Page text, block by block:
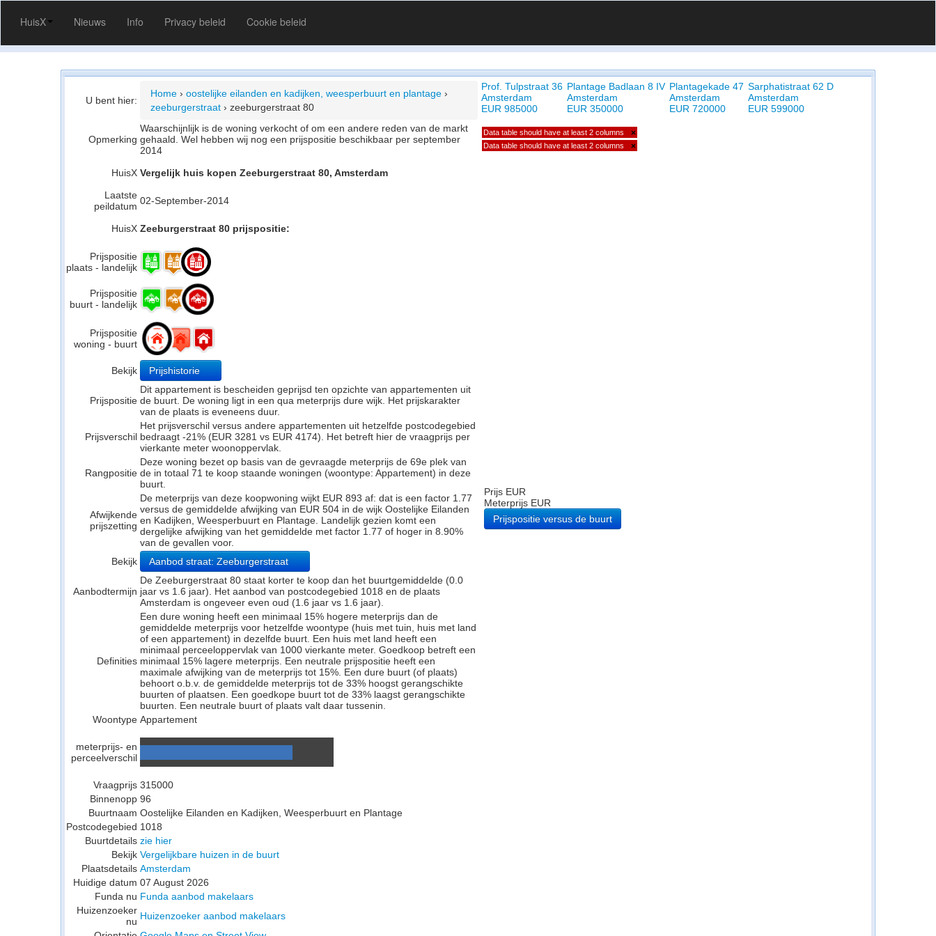
HuisX Nieuws Info Privacy beleid Cookie beleid
U bent hier:
Home › oostelijke eilanden en kadijken, weesperbuurt en plantage ›
zeeburgerstraat › zeeburgerstraat 80
Opmerking
Waarschijnlijk is de woning verkocht of om een andere reden van de markt
gehaald. Wel hebben wij nog een prijspositie beschikbaar per september
2014
HuisX Vergelijk huis kopen Zeeburgerstraat 80, Amsterdam
Laatste
peildatum 02-September-2014
HuisX Zeeburgerstraat 80 prijspositie:
Prijspositie
plaats - landelijk
Prijspositie
buurt - landelijk
Prijspositie
woning - buurt
Bekijk Prijshistorie
Prijspositie
Dit appartement is bescheiden geprijsd ten opzichte van appartementen uit
de buurt. De woning ligt in een qua meterprijs dure wijk. Het prijskarakter
van de plaats is eveneens duur.
Prijsverschil
Het prijsverschil versus andere appartementen uit hetzelfde postcodegebied
bedraagt -21% (EUR 3281 vs EUR 4174). Het betreft hier de vraagprijs per
vierkante meter woonoppervlak.
Rangpositie
Deze woning bezet op basis van de gevraagde meterprijs de 69e plek van
de in totaal 71 te koop staande woningen (woontype: Appartement) in deze
buurt.
Afwijkende
prijszetting
De meterprijs van deze koopwoning wijkt EUR 893 af: dat is een factor 1.77
versus de gemiddelde afwijking van EUR 504 in de wijk Oostelijke Eilanden
en Kadijken, Weesperbuurt en Plantage. Landelijk gezien komt een
dergelijke afwijking van het gemiddelde met factor 1.77 of hoger in 8.90%
van de gevallen voor.
Bekijk
Aanbod straat: Zeeburgerstraat
Aanbodtermijn
De Zeeburgerstraat 80 staat korter te koop dan het buurtgemiddelde (0.0
jaar vs 1.6 jaar). Het aanbod van postcodegebied 1018 en de plaats
Amsterdam is ongeveer even oud (1.6 jaar vs 1.6 jaar).
Definities
Een dure woning heeft een minimaal 15% hogere meterprijs dan de
gemiddelde meterprijs voor hetzelfde woontype (huis met tuin, huis met land
of een appartement) in dezelfde buurt. Een huis met land heeft een
minimaal perceeloppervlak van 1000 vierkante meter. Goedkoop betreft een
minimaal 15% lagere meterprijs. Een neutrale prijspositie heeft een
maximale afwijking van de meterprijs tot 15%. Een dure buurt (of plaats)
behoort o.b.v. de gemiddelde meterprijs tot de 33% hoogst gerangschikte
buurten of plaatsen. Een goedkope buurt tot de 33% laagst gerangschikte
buurten. Een neutrale buurt of plaats valt daar tussenin.
Woontype Appartement
meterprijs- en
perceelverschil
Vraagprijs 315000
Binnenopp 96
Buurtnaam Oostelijke Eilanden en Kadijken, Weesperbuurt en Plantage
Postcodegebied 1018
Buurtdetails zie hier
Bekijk Vergelijkbare huizen in de buurt
Plaatsdetails Amsterdam
Huidige datum 07 August 2026
Funda nu Funda aanbod makelaars
Huizenzoeker
nu Huizenzoeker aanbod makelaars
Prof. Tulpstraat 36
Amsterdam
EUR 985000
Plantage Badlaan 8 IV
Amsterdam
EUR 350000
Plantagekade 47
Amsterdam
EUR 720000
Sarphatistraat 62 D
Amsterdam
EUR 599000
Data table should have at least 2 columns ×
Data table should have at least 2 columns ×
Prijs EUR
Meterprijs EUR
Prijspositie versus de buurt